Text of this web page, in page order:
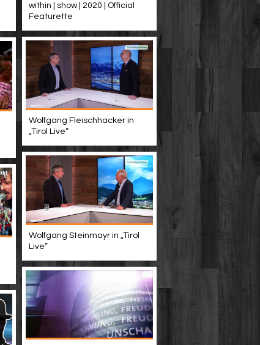
within | show | 2020 | Official
Featurette
Wolfgang Fleischhacker in
„Tirol Live“
Wolfgang Steinmayr in „Tirol
Live”